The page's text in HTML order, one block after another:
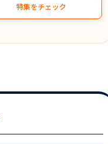
特集をチェック